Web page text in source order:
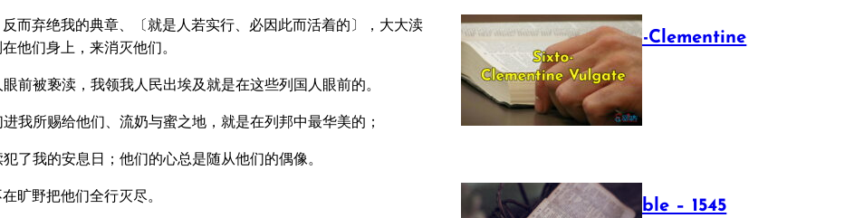
而弃绝我的典章、〔就是人若实行、必因此而活着的〕，大大渎
他们身上，来消灭他们。
前被亵渎，我领我人民出埃及就是在这些列国人眼前的。
我所赐给他们、流奶与蜜之地，就是在列邦中最华美的；
了我的安息日；他们的心总是随从他们的偶像。
旷野把他们全行灭尽。
The Sixto-Clementine
Vulgate
July 12, 2025
Luther Bible – 1545